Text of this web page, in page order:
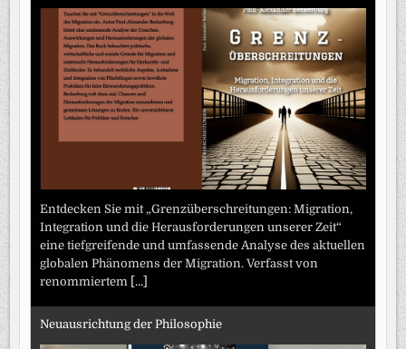
Entdecken Sie mit „Grenzüberschreitungen: Migration,
Integration und die Herausforderungen unserer Zeit“
eine tiefgreifende und umfassende Analyse des aktuellen
globalen Phänomens der Migration. Verfasst von
renommiertem [...]
Neuausrichtung der Philosophie